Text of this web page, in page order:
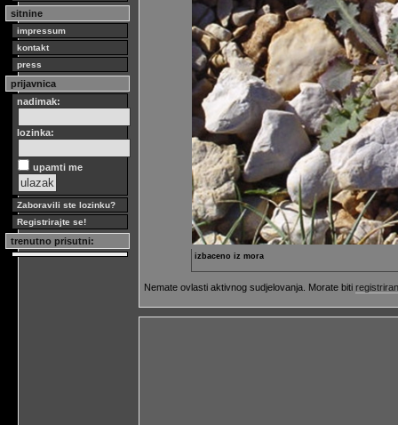
sitnine
impressum
kontakt
press
prijavnica
nadimak:
lozinka:
upamti me
Zaboravili ste lozinku?
Registrirajte se!
trenutno prisutni:
izbaceno iz mora
Nemate ovlasti aktivnog sudjelovanja. Morate biti